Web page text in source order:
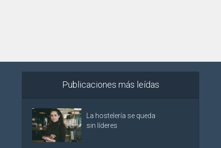
Publicaciones más leídas
La hostelería se queda
sin líderes